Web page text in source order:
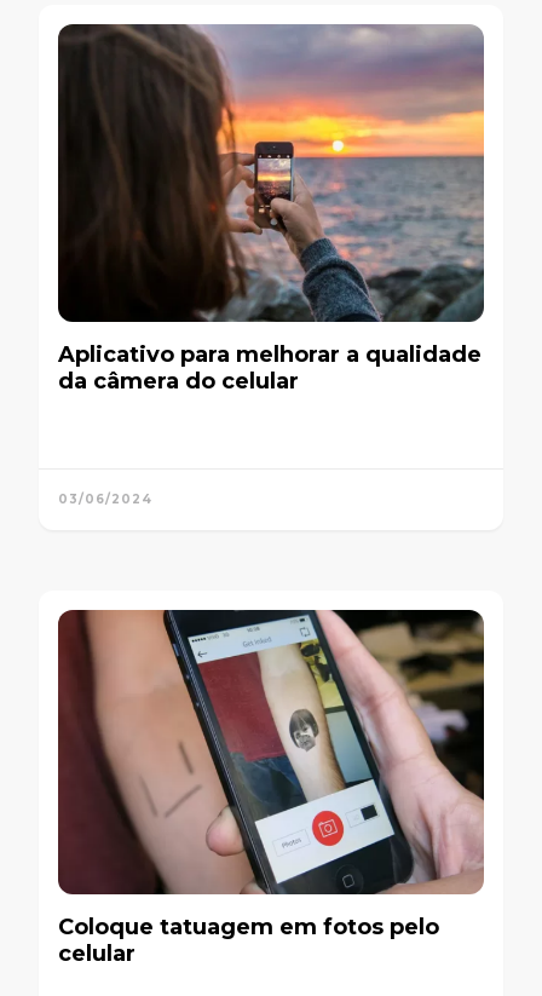
Aplicativo para melhorar a qualidade
da câmera do celular
03/06/2024
Coloque tatuagem em fotos pelo
celular